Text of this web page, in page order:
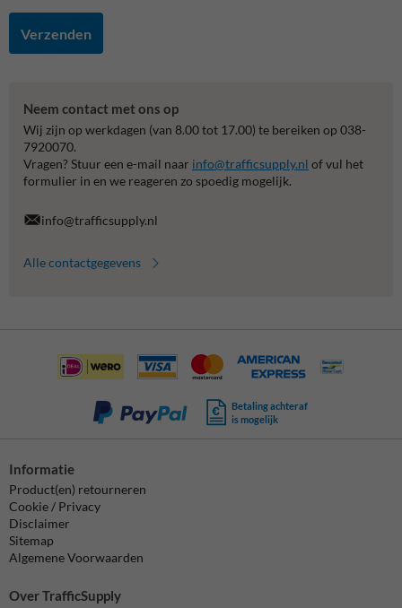
Verzenden
Neem contact met ons op
Wij zijn op werkdagen (van 8.00 tot 17.00) te bereiken op 038-
7920070.
Vragen? Stuur een e-mail naar info@trafficsupply.nl of vul het
formulier in en we reageren zo spoedig mogelijk.
info@trafficsupply.nl
Alle contactgegevens
Betaling achteraf
is mogelijk
Informatie
Product(en) retourneren
Cookie / Privacy
Disclaimer
Sitemap
Algemene Voorwaarden
Over TrafficSupply